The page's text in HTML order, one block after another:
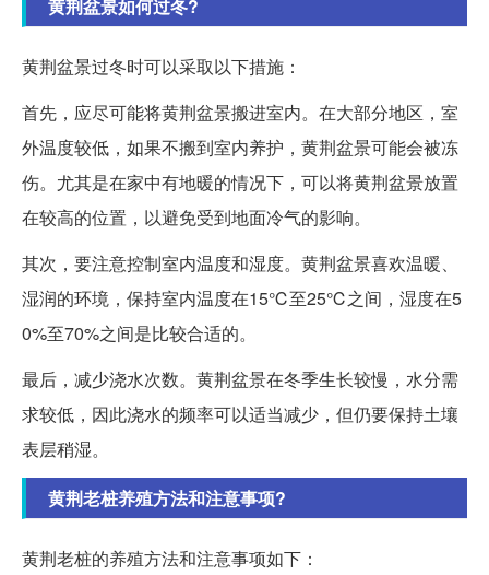
黄荆盆景如何过冬?
黄荆盆景过冬时可以采取以下措施：
首先，应尽可能将黄荆盆景搬进室内。在大部分地区，室
外温度较低，如果不搬到室内养护，黄荆盆景可能会被冻
伤。尤其是在家中有地暖的情况下，可以将黄荆盆景放置
在较高的位置，以避免受到地面冷气的影响。
其次，要注意控制室内温度和湿度。黄荆盆景喜欢温暖、
湿润的环境，保持室内温度在15℃至25℃之间，湿度在5
0%至70%之间是比较合适的。
最后，减少浇水次数。黄荆盆景在冬季生长较慢，水分需
求较低，因此浇水的频率可以适当减少，但仍要保持土壤
表层稍湿。
黄荆老桩养殖方法和注意事项?
黄荆老桩的养殖方法和注意事项如下：